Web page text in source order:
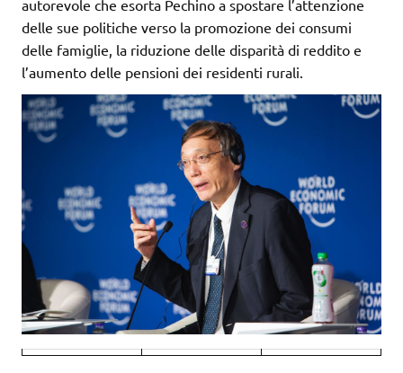
autorevole che esorta Pechino a spostare l’attenzione
delle sue politiche verso la promozione dei consumi
delle famiglie, la riduzione delle disparità di reddito e
l’aumento delle pensioni dei residenti rurali.